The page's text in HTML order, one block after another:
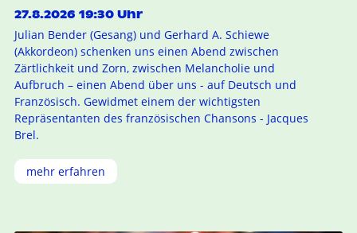
27.8.2026 19:30 Uhr
Julian Bender (Gesang) und Gerhard A. Schiewe
(Akkordeon) schenken uns einen Abend zwischen
Zärtlichkeit und Zorn, zwischen Melancholie und
Aufbruch – einen Abend über uns - auf Deutsch und
Französisch. Gewidmet einem der wichtigsten
Repräsentanten des französischen Chansons - Jacques
Brel.
mehr erfahren